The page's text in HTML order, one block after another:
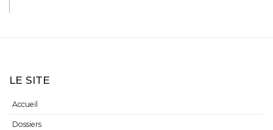
LE SITE
Accueil
Dossiers